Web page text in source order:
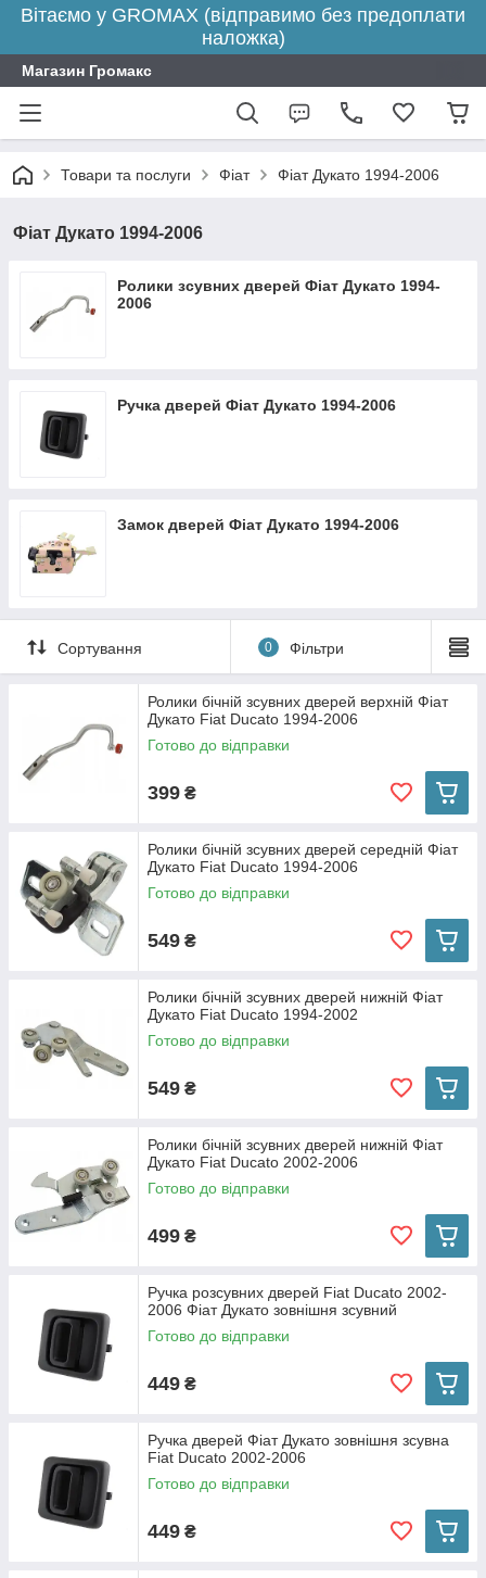
Вітаємо у GROMAX (відправимо без предоплати
наложка)
Магазин Громакс
Товари та послуги Фіат Фіат Дукато 1994-2006
Фіат Дукато 1994-2006
Ролики зсувних дверей Фіат Дукато 1994-
2006
Ручка дверей Фіат Дукато 1994-2006
Замок дверей Фіат Дукато 1994-2006
Сортування 0 Фільтри
Ролики бічній зсувних дверей верхній Фіат
Дукато Fiat Ducato 1994-2006
Готово до відправки
399 ₴
Ролики бічній зсувних дверей середній Фіат
Дукато Fiat Ducato 1994-2006
Готово до відправки
549 ₴
Ролики бічній зсувних дверей нижній Фіат
Дукато Fiat Ducato 1994-2002
Готово до відправки
549 ₴
Ролики бічній зсувних дверей нижній Фіат
Дукато Fiat Ducato 2002-2006
Готово до відправки
499 ₴
Ручка розсувних дверей Fiat Ducato 2002-
2006 Фіат Дукато зовнішня зсувний
Готово до відправки
449 ₴
Ручка дверей Фіат Дукато зовнішня зсувна
Fiat Ducato 2002-2006
Готово до відправки
449 ₴